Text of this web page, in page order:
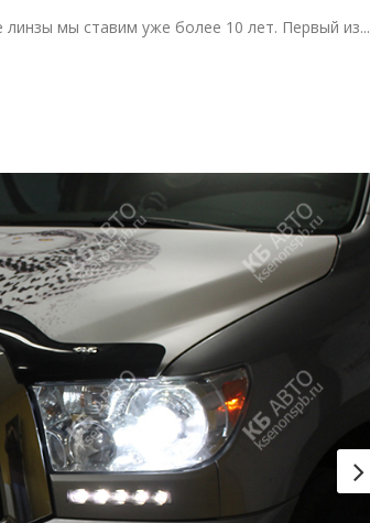
линзы мы ставим уже более 10 лет. Первый из...